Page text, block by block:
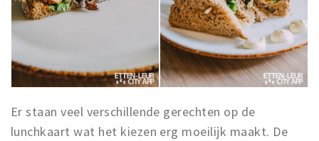
Er staan veel verschillende gerechten op de
lunchkaart wat het kiezen erg moeilijk maakt. De